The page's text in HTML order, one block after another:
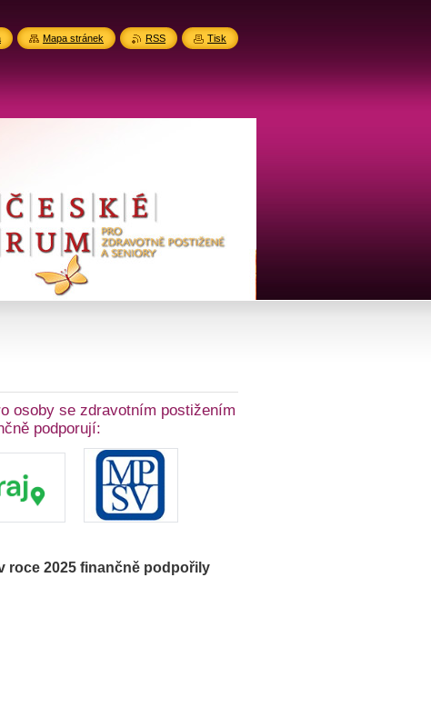
osoby se zdravotním postižením
podporují:
roce 2025 finančně podpořily
Mapa stránek RSS Tisk